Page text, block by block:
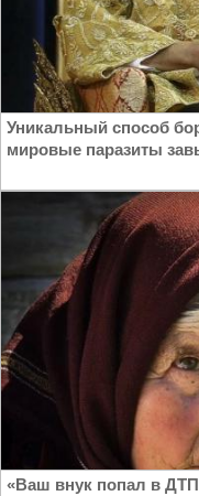
Уникальный способ
мировые паразиты
«Ваш внук попал в